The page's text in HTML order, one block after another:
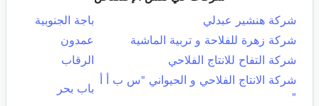
شركة هنشير عبدلي
باجة الجنوبية
شركة زهرة للفلاحة و تربية الماشية
عمدون
شركة التفاح للانتاج الفلاحي
الرقاب
شركة الانتاج الفلاحي و الحيواني "س ب أ أ
"
باب بحر